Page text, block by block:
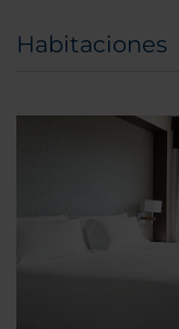
Habitaciones